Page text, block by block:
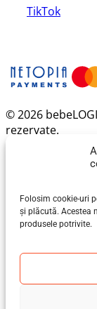
Folosim cookie-uri
și plăcută. Acestea
produsele potrivite.
TikTok
© 2026
rezervate.